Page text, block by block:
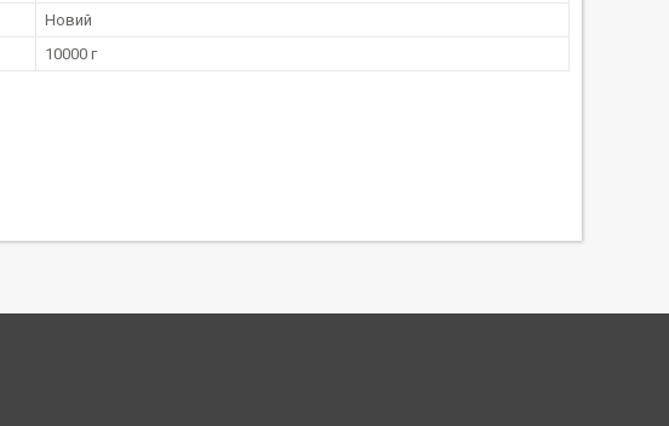
Новий
10000 г